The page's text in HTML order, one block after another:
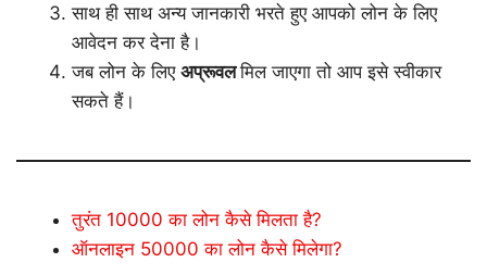
साथ ही साथ अन्य जानकारी भरते हुए आपको लोन के लिए
आवेदन कर देना है।
जब लोन के लिए अप्रूवलमिल जाएगा तो आप इसे स्वीकार
सकते हैं।
तुरंत 10000 का लोन कैसे मिलता है?
ऑनलाइन 50000 का लोन कैसे मिलेगा?